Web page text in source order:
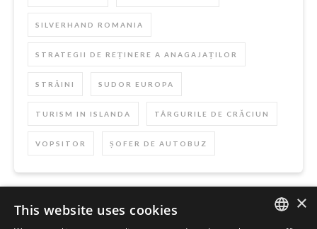
SILVERHAND ROMANIA
STRATEGII DE REȚINERE A ANAGAJAȚILOR
STRĂINI SUDOR EUROPA
TURISM IN ISLANDA TÂRGURILE DE CRĂCIUN
VOPSITOR ȘOFER DE AUTOBUZ
×
This website uses cookies